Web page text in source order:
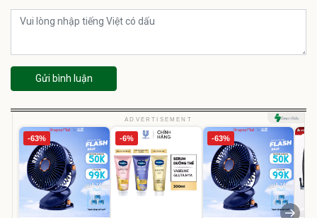
Gửi bình luận
ADVERTISEMENT
-63% -6% -63%